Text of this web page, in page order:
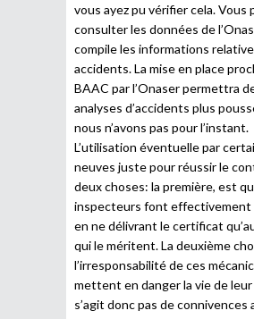
vous ayez pu vérifier cela. Vous
consulter les données de
compile les informations
accidents. La mise en place
BAAC par l’Onaser permettra
analyses d’accidents plus
nous n’avons pas pour l’instant.
L’utilisation éventuelle par
neuves juste pour réussir le
deux choses: la première, est
inspecteurs font effectivement
en ne délivrant le certificat
qui le méritent. La deuxième
l’irresponsabilité de ces
mettent en danger la vie de
s’agit donc pas de connivences